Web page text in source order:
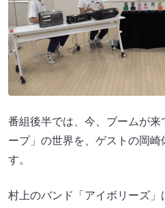
番組後半では、今、ブームが
ープ」の世界を、ゲストの岡崎
す。
村上のバンド「アイボリーズ